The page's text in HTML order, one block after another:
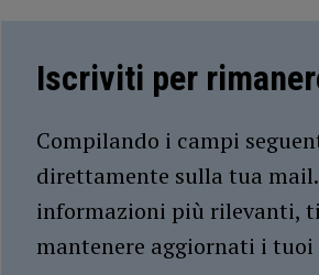
Iscriviti per
Compilando i campi
direttamente sulla tua
informazioni più rilevanti,
mantenere aggiornati i